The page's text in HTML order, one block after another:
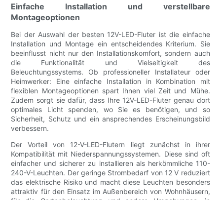
Einfache Installation und verstellbare
Montageoptionen
Bei der Auswahl der besten 12V-LED-Fluter ist die einfache
Installation und Montage ein entscheidendes Kriterium. Sie
beeinflusst nicht nur den Installationskomfort, sondern auch
die Funktionalität und Vielseitigkeit des
Beleuchtungssystems. Ob professioneller Installateur oder
Heimwerker: Eine einfache Installation in Kombination mit
flexiblen Montageoptionen spart Ihnen viel Zeit und Mühe.
Zudem sorgt sie dafür, dass Ihre 12V-LED-Fluter genau dort
optimales Licht spenden, wo Sie es benötigen, und so
Sicherheit, Schutz und ein ansprechendes Erscheinungsbild
verbessern.
Der Vorteil von 12-V-LED-Flutern liegt zunächst in ihrer
Kompatibilität mit Niederspannungssystemen. Diese sind oft
einfacher und sicherer zu installieren als herkömmliche 110-
240-V-Leuchten. Der geringe Strombedarf von 12 V reduziert
das elektrische Risiko und macht diese Leuchten besonders
attraktiv für den Einsatz im Außenbereich von Wohnhäusern,